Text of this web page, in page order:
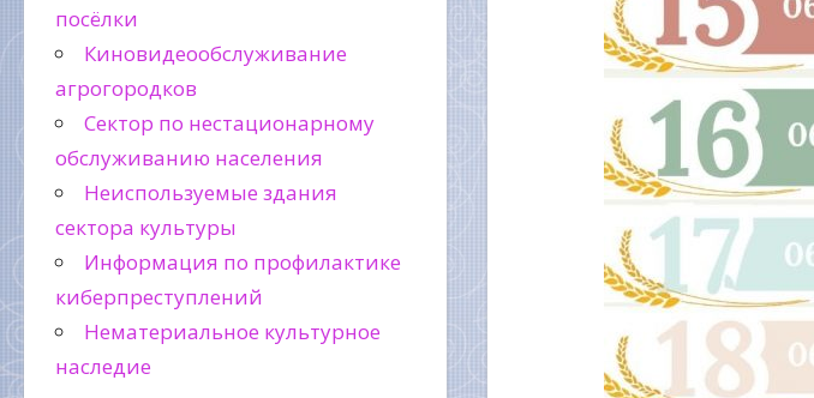
посёлки
Киновидеообслуживание
агрогородков
Сектор по нестационарному
обслуживанию населения
Неиспользуемые здания
сектора культуры
Информация по профилактике
киберпреступлений
Нематериальное культурное
наследие